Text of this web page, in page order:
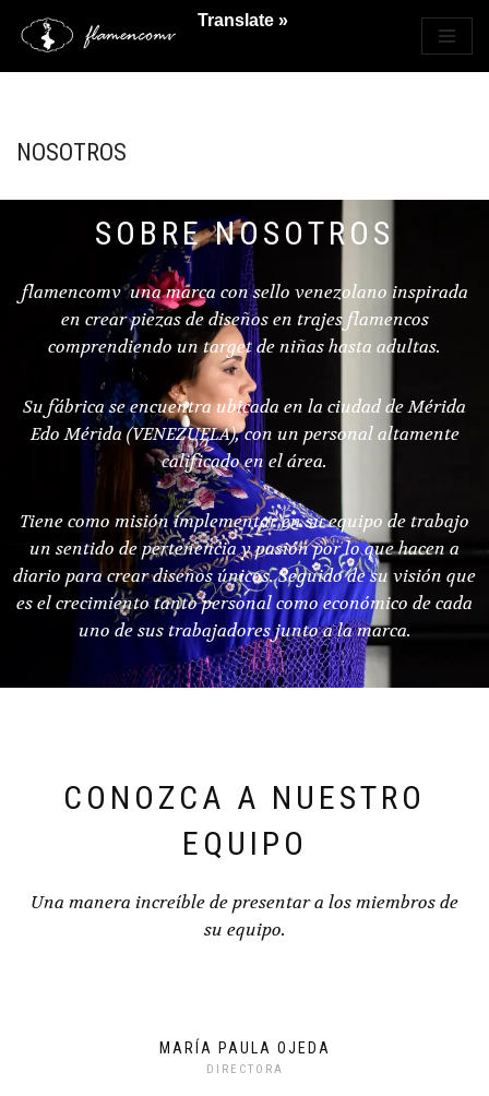
Saltar
NOSOTROS
SOBRE NOSOTROS
flamencomv una marca con sello venezolano inspirada
en crear piezas de diseños en trajes flamencos
comprendiendo un target de niñas hasta adultas.
Su fábrica se encuentra ubicada en la ciudad de Mérida
Edo Mérida (VENEZUELA), con un personal altamente
calificado en el área.
Tiene como misión implementar en su equipo de trabajo
un sentido de pertenencia y pasión por lo que hacen a
diario para crear diseños únicos. Seguido de su visión que
es el crecimiento tanto personal como económico de cada
uno de sus trabajadores junto a la marca.
CONOZCA A NUESTRO
EQUIPO
Una manera increíble de presentar a los miembros de
su equipo.
MARÍA PAULA OJEDA
DIRECTORA
Translate »